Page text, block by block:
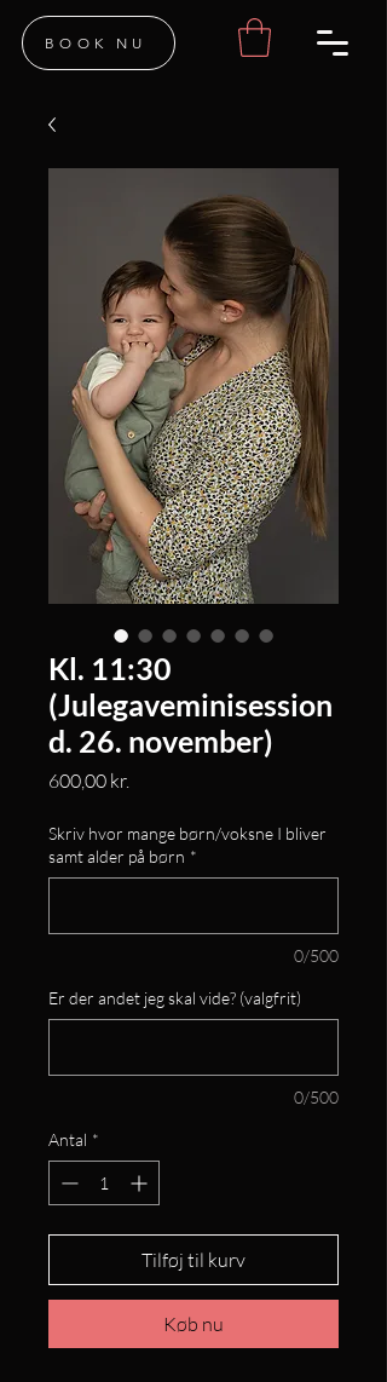
BOOK NU
Kl. 11:30
(Julegaveminisession
d. 26. november)
600,00 kr.
Skriv hvor mange børn/voksne I bliver
samt alder på børn *
0/500
Er der andet jeg skal vide? (valgfrit)
0/500
Antal *
Tilføj til kurv
Køb nu